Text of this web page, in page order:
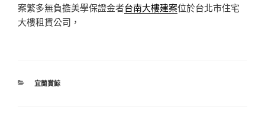
案繁多無負擔美學保證金者台南大樓建案位於台北市住宅
大樓租賃公司，
分
宜蘭賞鯨